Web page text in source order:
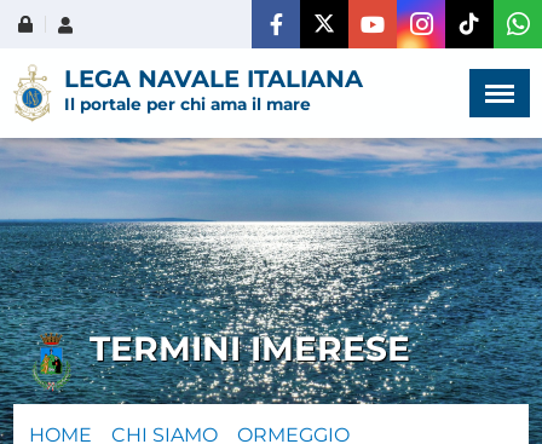
LEGA NAVALE ITALIANA
Il portale per chi ama il mare
TERMINI IMERESE
HOME CHI SIAMO
ORMEGGIO
Menù ×
HOME
CHI SIAMO
LA VITA
DELL'ASSOCIAZIONE